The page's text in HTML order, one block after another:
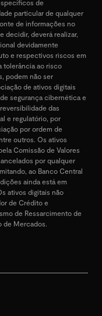
de
particular de qualquer
de informações no
decidir, deverá realizar,
devidamente
e respectivos riscos em
tolerância ao risco
podem não ser
de ativos digitais
segurança cibernética e
das
e regulatório, por
por ordem de
outros. Os ativos
Comissão de Valores
por qualquer
ao Banco Central
ainda está em
ativos digitais não
de Crédito e
de Ressarcimento de
de Mercados.